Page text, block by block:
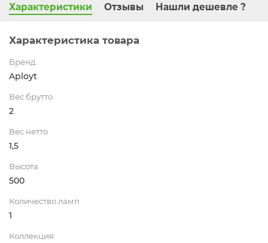
Характеристики Отзывы Нашли дешевле ?
Характеристика товара
Бренд
Aployt
Вес брутто
2
Вес нетто
1,5
Высота
500
Количество ламп
1
Коллекция